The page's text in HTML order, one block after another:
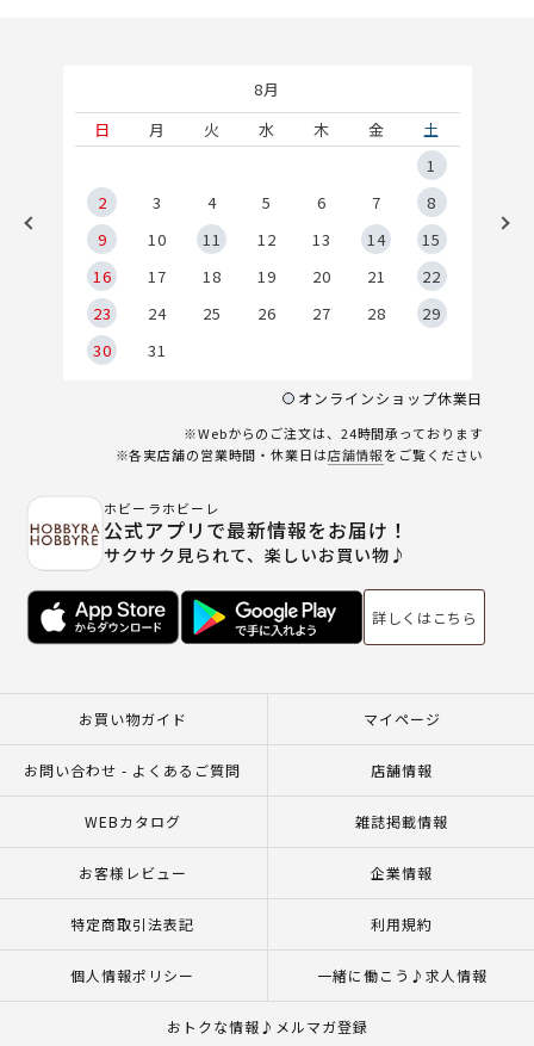
8月
日
月 火 水 木 金
土
1
2
3 4 5 6 7
8
9
10 11 12 13 14
15
16
17 18 19 20 21
22
23
24 25 26 27 28
29
30
31
オンラインショップ休業日
※Webからのご注文は、24時間承っております
※各実店舗の営業時間・休業日は店舗情報をご覧ください
ホビーラホビーレ
公式アプリで最新情報をお届け！
サクサク見られて、楽しいお買い物♪
詳しくはこちら
お買い物ガイド マイページ
お問い合わせ - よくあるご質問 店舗情報
WEBカタログ 雑誌掲載情報
お客様レビュー 企業情報
特定商取引法表記 利用規約
個人情報ポリシー 一緒に働こう♪求人情報
おトクな情報♪メルマガ登録